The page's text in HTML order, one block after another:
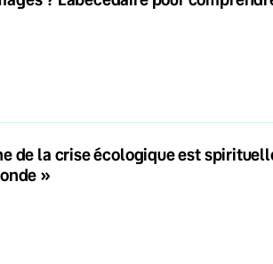
de la crise écologique est
»